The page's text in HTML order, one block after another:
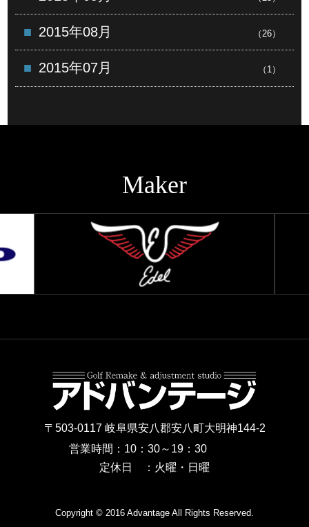
2015年08月 （26）
2015年07月 （1）
Maker
〒503-0117 岐阜県安八郡安八町大明神144-2
営業時間：10：30～19：30
定休日 ：火曜・日曜
Copyright © 2016 Advantage All Rights Reserved.